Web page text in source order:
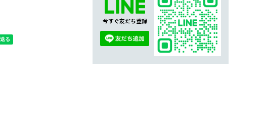
今すぐ友だち登録